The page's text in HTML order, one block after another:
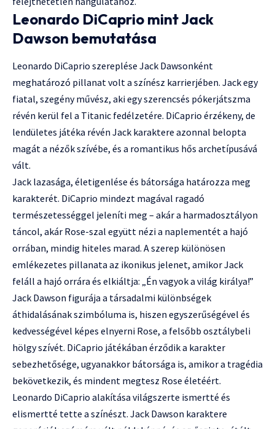
Leonardo DiCaprio mint Jack
Dawson bemutatása
Leonardo DiCaprio szereplése Jack Dawsonként
meghatározó pillanat volt a színész karrierjében. Jack egy
fiatal, szegény művész, aki egy szerencsés pókerjátszma
révén kerül fel a Titanic fedélzetére. DiCaprio érzékeny, de
lendületes játéka révén Jack karaktere azonnal belopta
magát a nézők szívébe, és a romantikus hős archetípusává
vált.
Jack lazasága, életigenlése és bátorsága határozza meg
karakterét. DiCaprio mindezt magával ragadó
természetességgel jeleníti meg – akár a harmadosztályon
táncol, akár Rose-szal együtt nézi a naplementét a hajó
orrában, mindig hiteles marad. A szerep különösen
emlékezetes pillanata az ikonikus jelenet, amikor Jack
feláll a hajó orrára és elkiáltja: „Én vagyok a világ királya!”
Jack Dawson figurája a társadalmi különbségek
áthidalásának szimbóluma is, hiszen egyszerűségével és
kedvességével képes elnyerni Rose, a felsőbb osztálybeli
hölgy szívét. DiCaprio játékában érződik a karakter
sebezhetősége, ugyanakkor bátorsága is, amikor a tragédia
bekövetkezik, és mindent megtesz Rose életéért.
Leonardo DiCaprio alakítása világszerte ismertté és
elismertté tette a színészt. Jack Dawson karaktere